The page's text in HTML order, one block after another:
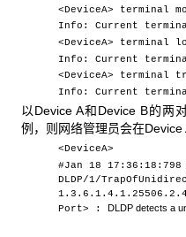
<DeviceA> terminal
Info: Current
<DeviceA> terminal
Info: Current
<DeviceA> terminal
Info: Current
以Device A和Device B的两
例，则网络管理员会在Device
<DeviceA>
#Jan 18 17:36:18:798
DLDP/1/
Port> : DLDP detects a